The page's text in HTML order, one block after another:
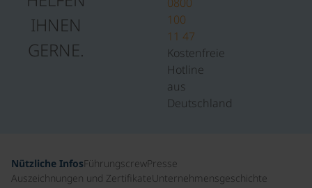
IHNEN
GERNE.
100
11 47
Kostenfreie
Hotline
aus
Deutschland
Nützliche InfosFührungscrewPresse
Auszeichnungen und ZertifikateUnternehmensgeschichte